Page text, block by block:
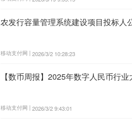
农发行容量管理系统建设项目投标人
移动支付网 | 2026/3/2 10:28:23
【数币周报】2025年数字人民币行
移动支付网 | 2026/3/2 9:43:01